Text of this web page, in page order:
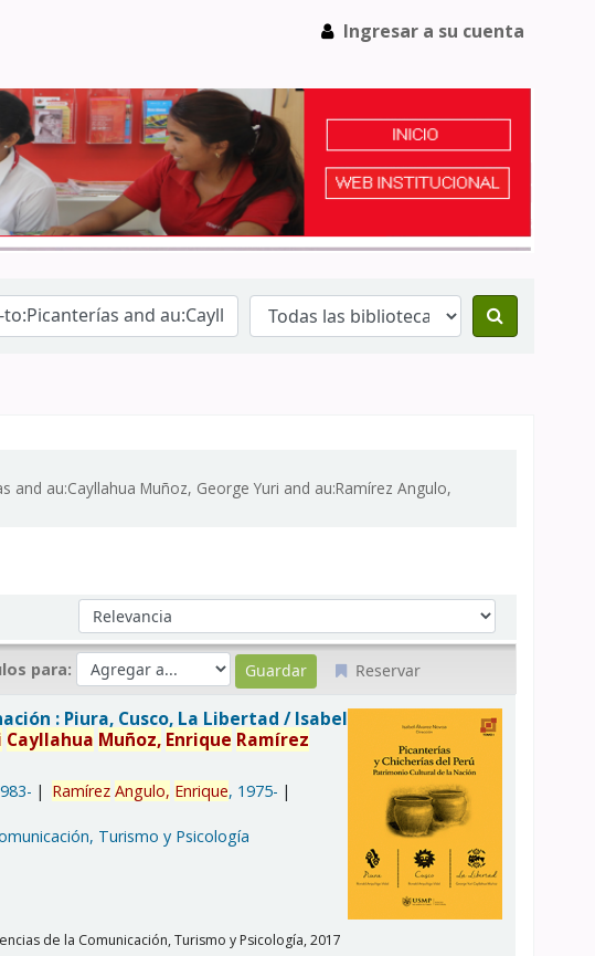
Ingresar a su cuenta
and au:Cayllahua Muñoz, George Yuri and au:Ramírez Angulo,
Ordenar por:
para: Reservar
: Piura, Cusco, La Libertad /Isabel
Cayllahua Muñoz, Enrique Ramírez
Ramírez Angulo, Enrique, 1975-
Turismo y Psicología
de la Comunicación, Turismo y Psicología,2017